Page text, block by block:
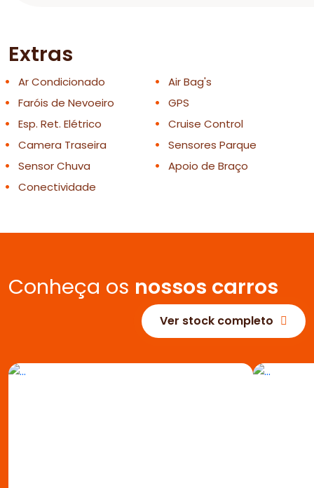
Extras
Ar Condicionado
Air Bag's
Faróis de Nevoeiro
GPS
Esp. Ret. Elétrico
Cruise Control
Camera Traseira
Sensores Parque
Sensor Chuva
Apoio de Braço
Conectividade
Conheça os nossos carros
Ver stock completo